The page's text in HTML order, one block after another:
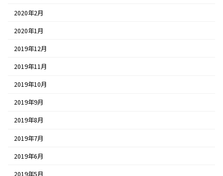
2020年2月
2020年1月
2019年12月
2019年11月
2019年10月
2019年9月
2019年8月
2019年7月
2019年6月
2019年5月